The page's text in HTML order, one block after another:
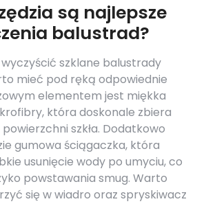
są najlepsze
balustrad?
szklane balustrady
mieć pod ręką odpowiednie
elementem jest miękka
która doskonale zbiera
szkła. Dodatkowo
gumowa ściągaczka, która
usunięcie wody po umyciu, co
powstawania smug. Warto
się w wiadro oraz spryskiwacz